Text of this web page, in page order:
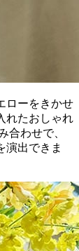
ローをきかせ
れたおしゃれ
合わせで、
演出できま